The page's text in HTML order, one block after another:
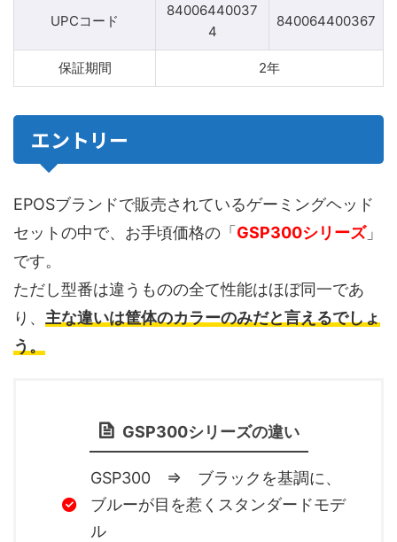
UPCコード
84006440037
4
840064400367
保証期間 2年
エントリー
EPOSブランドで販売されているゲーミングヘッド
セットの中で、お手頃価格の「GSP300シリーズ」
です。
ただし型番は違うものの全て性能はほぼ同一であ
り、 主な違いは筐体のカラーのみだと言えるでしょ
う。
GSP300シリーズの違い
GSP300 ⇒ ブラックを基調に、
ブルーが目を惹くスタンダードモデ
ル